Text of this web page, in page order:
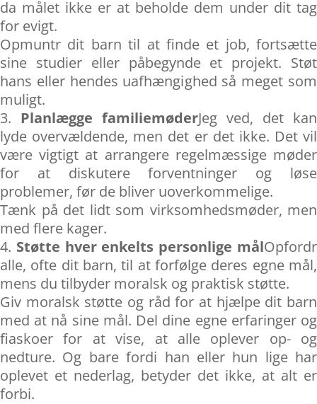
da målet ikke er at beholde dem under dit tag
for evigt.
Opmuntr dit barn til at finde et job, fortsætte
sine studier eller påbegynde et projekt. Støt
hans eller hendes uafhængighed så meget som
muligt.
Planlægge familiemøderJeg ved, det kan
lyde overvældende, men det er det ikke. Det vil
være vigtigt at arrangere regelmæssige møder
for at diskutere forventninger og løse
problemer, før de bliver uoverkommelige.
Tænk på det lidt som virksomhedsmøder, men
med flere kager.
Støtte hver enkelts personlige målOpfordr
alle, ofte dit barn, til at forfølge deres egne mål,
mens du tilbyder moralsk og praktisk støtte.
Giv moralsk støtte og råd for at hjælpe dit barn
med at nå sine mål. Del dine egne erfaringer og
fiaskoer for at vise, at alle oplever op- og
nedture. Og bare fordi han eller hun lige har
oplevet et nederlag, betyder det ikke, at alt er
forbi.